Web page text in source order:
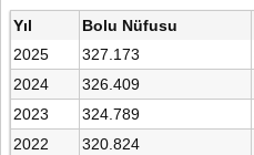
Yıl Bolu Nüfusu
2025
327.173
2024 326.409
2023 324.789
2022 320.824